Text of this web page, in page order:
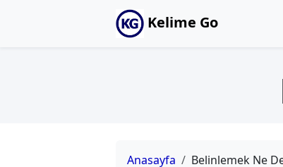
Kelime Go
Anasayfa Belinlemek Ne